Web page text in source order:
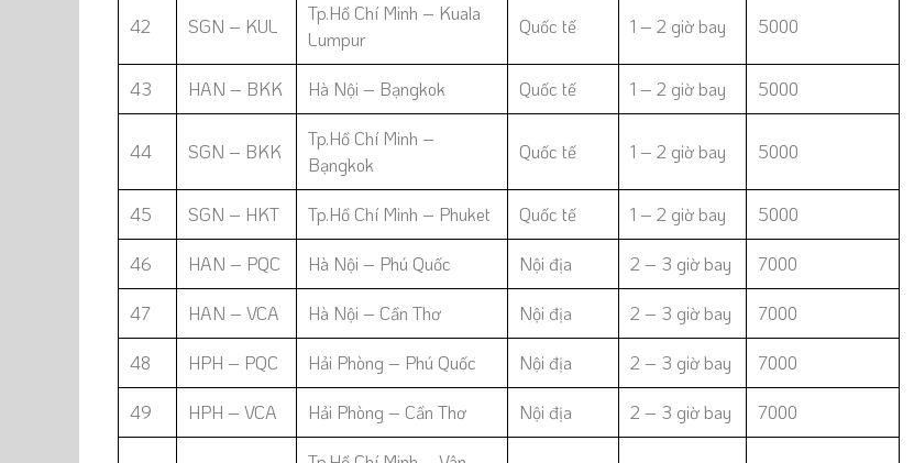
42 SGN – KUL
Tp.Hồ Chí Minh – Kuala
Lumpur
Quốc tế 1 – 2 giờ bay 5000
43 HAN – BKK Hà Nội – Bạngkok Quốc tế 1 – 2 giờ bay 5000
44 SGN – BKK
Tp.Hồ Chí Minh –
Bạngkok
Quốc tế 1 – 2 giờ bay 5000
45 SGN – HKT Tp.Hồ Chí Minh – Phuket Quốc tế 1 – 2 giờ bay 5000
46 HAN – PQC Hà Nội – Phú Quốc Nội địa 2 – 3 giờ bay 7000
47 HAN – VCA Hà Nội – Cần Thơ Nội địa 2 – 3 giờ bay 7000
48 HPH – PQC Hải Phòng – Phú Quốc Nội địa 2 – 3 giờ bay 7000
49 HPH – VCA Hải Phòng – Cần Thơ Nội địa 2 – 3 giờ bay 7000